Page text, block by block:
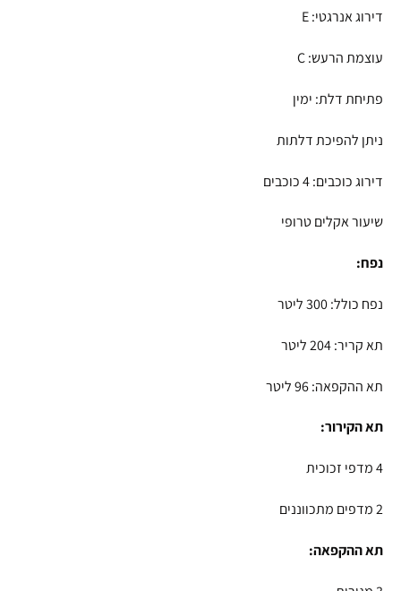
דירוג אנרגטי: E
עוצמת הרעש: C
פתיחת דלת: ימין
ניתן להפיכת דלתות
דירוג כוכבים: 4 כוכבים
שיעור אקלים טרופי
נפח:
נפח כולל: 300 ליטר
תא קריר: 204 ליטר
תא ההקפאה: 96 ליטר
תא הקירור:
4 מדפי זכוכית
2 מדפים מתכווננים
תא ההקפאה: